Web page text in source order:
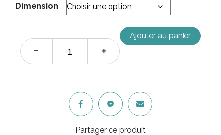
$1,310.00.
Dimension
Ajouter au panier
Partager ce produit